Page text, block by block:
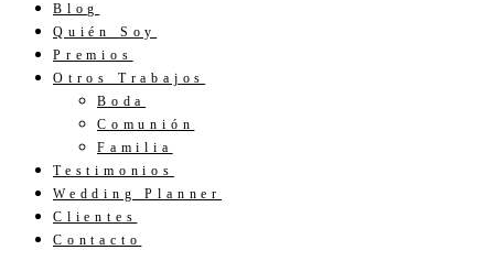
Blog
Quién Soy
Premios
Otros Trabajos
Boda
Comunión
Familia
Testimonios
Wedding Planner
Clientes
Contacto